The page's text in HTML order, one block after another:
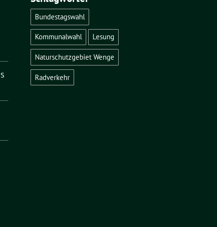
Bundestagswahl
Kommunalwahl Lesung
Naturschutzgebiet Wenge
Radverkehr